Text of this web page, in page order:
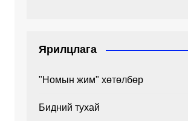
Ярилцлага
"Номын жим" хөтөлбөр
Бидний тухай